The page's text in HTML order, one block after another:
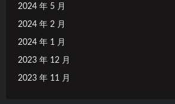
2024 年 5 月
2024 年 2 月
2024 年 1 月
2023 年 12 月
2023 年 11 月